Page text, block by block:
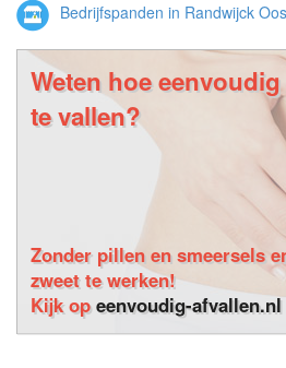
Bedrijfspanden in Randwijck
Weten hoe
te vallen?
Zonder pillen en smeersels
zweet te werken!
Kijk opeenvoudig-afvallen.nl